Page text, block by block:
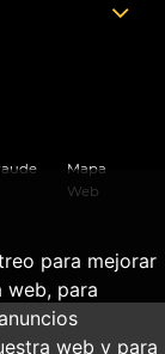
para mejorar
web, para
web y para
Mapa
Web